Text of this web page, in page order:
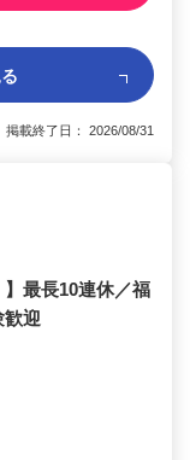
載終了日： 2026/08/31
】最長10連休／福
歓迎